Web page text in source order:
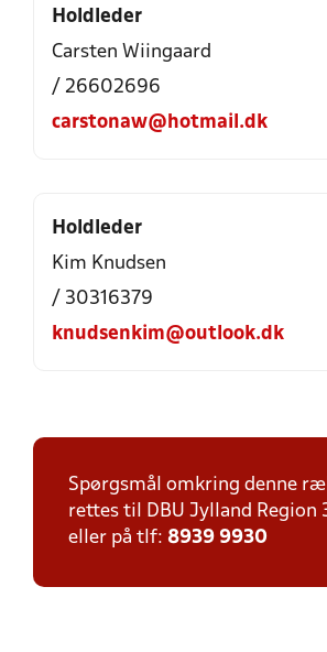
Holdleder
Carsten Wiingaard
/ 26602696
carstonaw@hotmail.dk
Holdleder
Kim Knudsen
/ 30316379
knudsenkim@outlook.dk
Spørgsmål omkring denne
rettes til DBU Jylland Region
eller på tlf: 8939 9930